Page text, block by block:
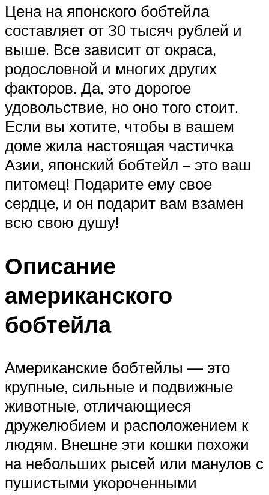
Цена на японского бобтейла
составляет от 30 тысяч рублей и
выше. Все зависит от окраса,
родословной и многих других
факторов. Да, это дорогое
удовольствие, но оно того стоит.
Если вы хотите, чтобы в вашем
доме жила настоящая частичка
Азии, японский бобтейл – это ваш
питомец! Подарите ему свое
сердце, и он подарит вам взамен
всю свою душу!
Описание
американского
бобтейла
Американские бобтейлы — это
крупные, сильные и подвижные
животные, отличающиеся
дружелюбием и расположением к
людям. Внешне эти кошки похожи
на небольших рысей или манулов с
пушистыми укороченными